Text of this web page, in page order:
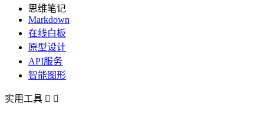
思维笔记
Markdown
在线白板
原型设计
API服务
智能图形
实用工具  